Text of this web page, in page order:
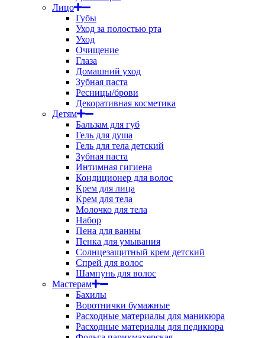
Лицо
Губы
Уход за полостью рта
Уход
Очищение
Глаза
Домашний уход
Зубная паста
Ресницы/брови
Декоративная косметика
Детям
Бальзам для губ
Гель для душа
Гель для тела детский
Зубная паста
Интимная гигиена
Кондиционер для волос
Крем для лица
Крем для тела
Молочко для тела
Набор
Пена для ванны
Пенка для умывания
Солнцезащитный крем детский
Спрей для волос
Шампунь для волос
Мастерам
Бахилы
Воротнички бумажные
Расходные материалы для маникюра
Расходные материалы для педикюра